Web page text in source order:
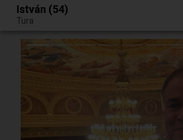
Egy jó randiból bármi lehet.
István (54)
Tura